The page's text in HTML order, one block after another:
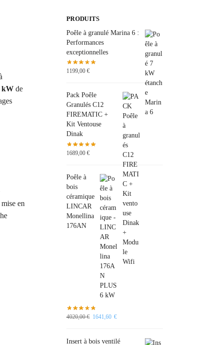
kW de
en
PRODUITS
Poêle à granulé Marina 6 :
Performances
exceptionnelles
1199,00€
Pack Poêle
Granulés C12
FIREMATIC +
Kit Ventouse
Dinak
1689,00€
Poêle à
bois
céramique
LINCAR
Monellina
176AN
4020,00€ 1641,60 €
Insert à bois ventilé